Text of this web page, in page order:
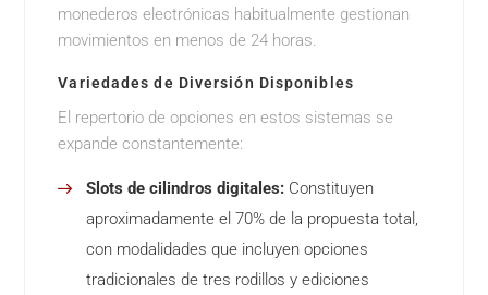
monederos electrónicas habitualmente gestionan
movimientos en menos de 24 horas.
Variedades de Diversión Disponibles
El repertorio de opciones en estos sistemas se
expande constantemente:
Slots de cilindros digitales: Constituyen
aproximadamente el 70% de la propuesta total,
con modalidades que incluyen opciones
tradicionales de tres rodillos y ediciones